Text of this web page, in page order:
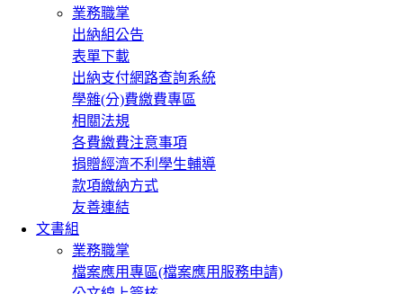
業務職掌
出納組公告
表單下載
出納支付網路查詢系統
學雜(分)費繳費專區
相關法規
各費繳費注意事項
捐贈經濟不利學生輔導
款項繳納方式
友善連結
文書組
業務職掌
檔案應用專區(檔案應用服務申請)